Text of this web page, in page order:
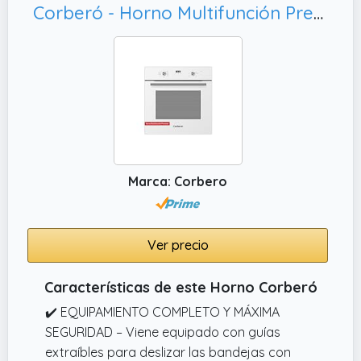
eficiente sin comprometer los resultados.
Corberó - Horno Multifunción Premium Airfry | CCHMT905W | 70L | Hidrólisis | 8 Programas | Guías Extraíbles | Mandos Push-Pull| Display táctil |3000W | Desconexión Automática | Cristal Blanco
Marca: Corbero
Ver precio
Características de este Horno Corberó
✔️ EQUIPAMIENTO COMPLETO Y MÁXIMA
SEGURIDAD – Viene equipado con guías
extraíbles para deslizar las bandejas con